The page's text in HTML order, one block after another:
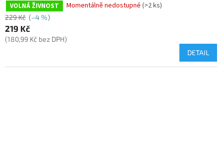
VOLNÁ ŽIVNOST Momentálně nedostupné (>2 ks)
229 Kč (–4 %)
219 Kč
(180,99 Kč bez DPH)
DETAIL